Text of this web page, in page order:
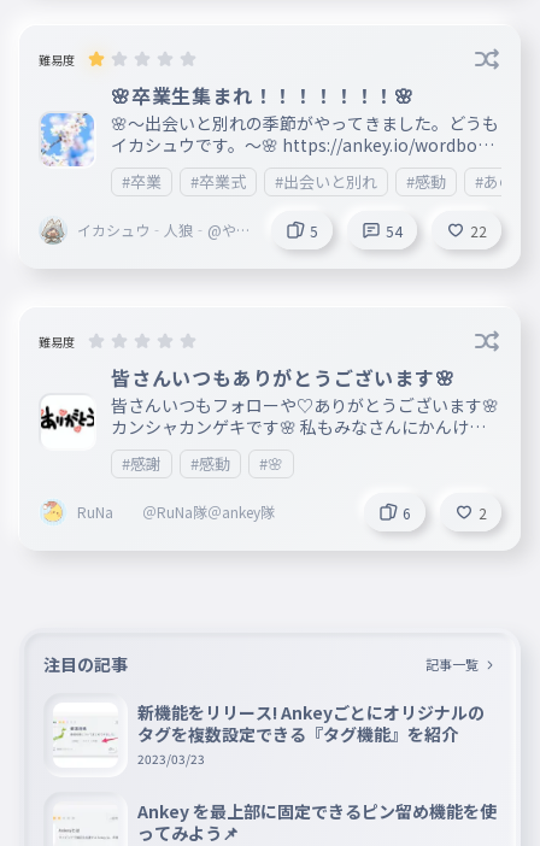
難易度
🌸卒業生集まれ！！！！！！！🌸
🌸～出会いと別れの季節がやってきました。どうも
イカシュウです。～🌸 https://ankey.io/wordbook
s/cffp0l223akg02lq3q1g?ranking_current=total
↑いやーめちゃめちゃ懐かしい。一年前ですね。A
やります。「卒業生まとめタイピング」。 去年と比
べてAnkey民が少なくなっているとは思いますが、
めちゃめちゃ集まれるようにしたいです！良ければ
分の中学校の卒業式が12日） なんかコールも開く
ん `K . 葵衣 KsL 編集者 stella 靄花 ぽーちゃん s.g
明菜 ばつぁん Crock kunke rtm jyojyomoko 櫂
#卒業 #卒業式 #出会いと別れ #感動 #あの思
イカシュウ‐人狼‐@やっ
5 54 22
難易度
皆さんいつもありがとうございます🌸
皆さんいつもフォローや♡ありがとうございます🌸
カンシャカンゲキです🌸 私もみなさんにかんけー
しゃになってもらいたいし、うちのあだ名も決めて
ほしいです🌸 だからフォローや♡おねがいします
#感謝 #感動 #🌸
RuNa ＠RuNa隊＠ankey隊 6 2
注目の記事 記事一覧
新機能をリリース! Ankeyごとにオリジナルの
タグを複数設定できる『タグ機能』を紹介
2023/03/23
Ankey を最上部に固定できるピン留め機能を使
ってみよう📌